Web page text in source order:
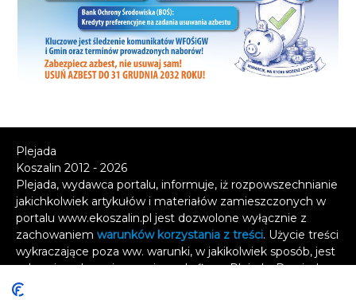
Plejada
Koszalin 2012 - 2026
Plejada, wydawca portalu, informuje, iż rozpowszechnianie
jakichkolwiek artykułów i materiałów zamieszczonych w
portalu www.ekoszalin.pl jest dozwolone wyłącznie z
zachowaniem warunków korzystania z treści. Użycie treści
wykraczające poza ww. warunki, w jakikolwiek sposób, jest
zabronione bez pisemnej zgody firmy Plejada. Dowiedz
się, w jaki sposób możesz uzyskać